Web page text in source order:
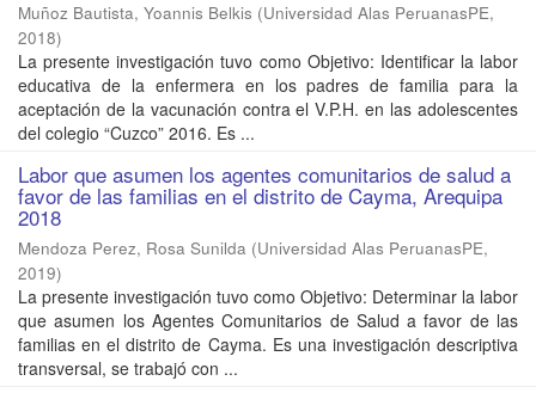
Muñoz Bautista, Yoannis Belkis (Universidad Alas PeruanasPE,
2018)
La presente investigación tuvo como Objetivo: Identificar la labor
educativa de la enfermera en los padres de familia para la
aceptación de la vacunación contra el V.P.H. en las adolescentes
del colegio “Cuzco” 2016. Es ...
Labor que asumen los agentes comunitarios de salud a
favor de las familias en el distrito de Cayma, Arequipa
2018
Mendoza Perez, Rosa Sunilda (Universidad Alas PeruanasPE,
2019)
La presente investigación tuvo como Objetivo: Determinar la labor
que asumen los Agentes Comunitarios de Salud a favor de las
familias en el distrito de Cayma. Es una investigación descriptiva
transversal, se trabajó con ...